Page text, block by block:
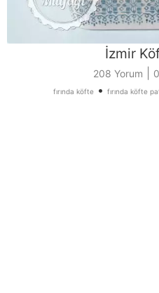
İzmir
208 Yorum
fırında köfte • fırında köfte